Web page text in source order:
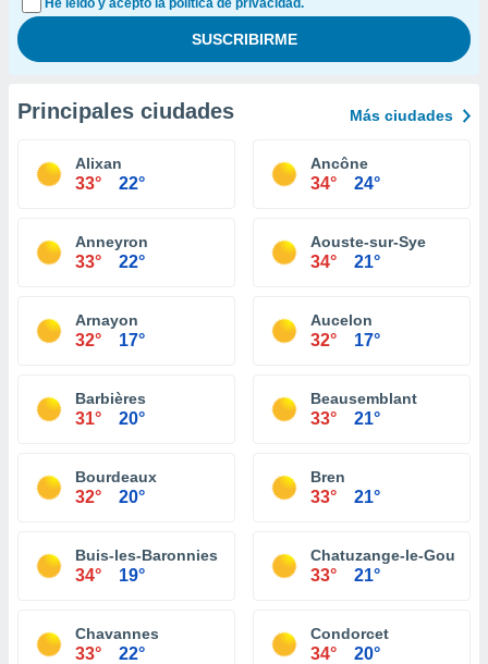
He leído y acepto la política de privacidad.
Principales ciudades Más ciudades
Alixan
33° 22°
Ancône
34° 24°
Anneyron
33° 22°
Aouste-sur-Sye
34° 21°
Arnayon
32° 17°
Aucelon
32° 17°
Barbières
31° 20°
Beausemblant
33° 21°
Bourdeaux
32° 20°
Bren
33° 21°
Buis-les-Baronnies
34° 19°
Chatuzange-le-Goubet
33° 21°
Chavannes
33° 22°
Condorcet
34° 20°